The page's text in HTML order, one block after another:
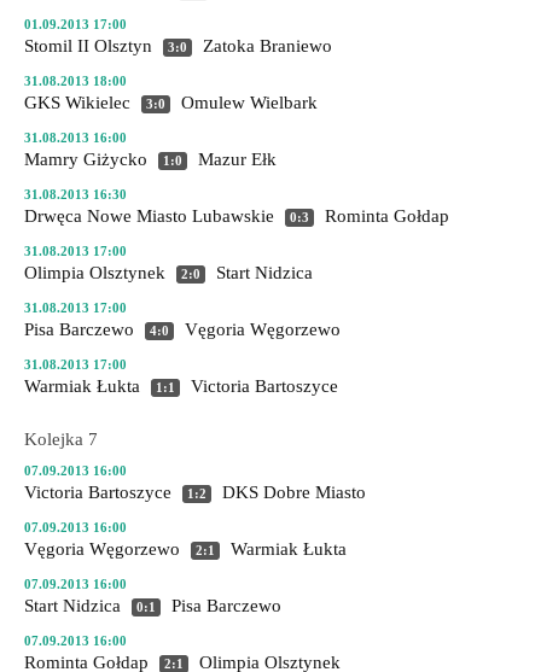
01.09.2013 17:00
Stomil II Olsztyn 3:0 Zatoka Braniewo
31.08.2013 18:00
GKS Wikielec 3:0 Omulew Wielbark
31.08.2013 16:00
Mamry Giżycko 1:0 Mazur Ełk
31.08.2013 16:30
Drwęca Nowe Miasto Lubawskie 0:3 Rominta Gołdap
31.08.2013 17:00
Olimpia Olsztynek 2:0 Start Nidzica
31.08.2013 17:00
Pisa Barczewo 4:0 Vęgoria Węgorzewo
31.08.2013 17:00
Warmiak Łukta 1:1 Victoria Bartoszyce
Kolejka 7
07.09.2013 16:00
Victoria Bartoszyce 1:2 DKS Dobre Miasto
07.09.2013 16:00
Vęgoria Węgorzewo 2:1 Warmiak Łukta
07.09.2013 16:00
Start Nidzica 0:1 Pisa Barczewo
07.09.2013 16:00
Rominta Gołdap 2:1 Olimpia Olsztynek